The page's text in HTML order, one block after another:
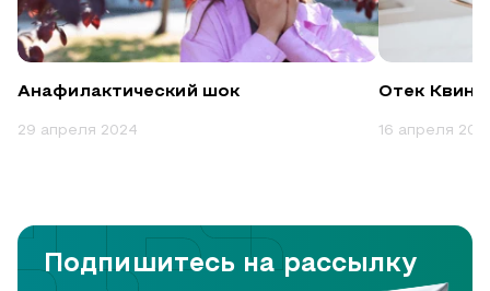
Анафилактический шок
29 апреля 2024
Отек
16 апреля
Подпишитесь на рассылку